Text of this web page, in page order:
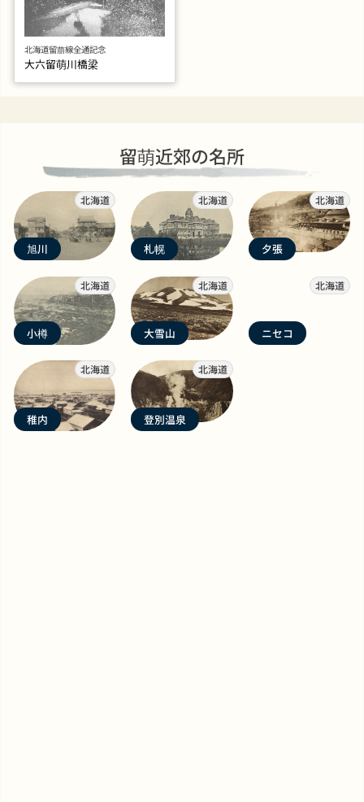
北海道留萠線全通記念
大六留萌川橋梁
留萌近郊の名所
北海道
旭川
北海道
札幌
北海道
夕張
北海道
小樽
北海道
大雪山
北海道
ニセコ
北海道
稚内
北海道
登別温泉